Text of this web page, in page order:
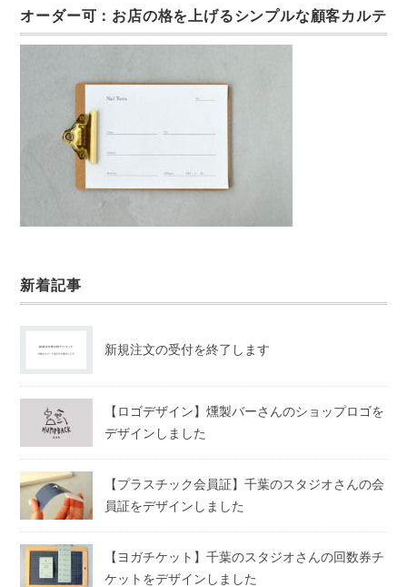
オーダー可：お店の格を上げるシンプルな顧客カルテ
新着記事
新規注文の受付を終了します
【ロゴデザイン】燻製バーさんのショップロゴを
デザインしました
【プラスチック会員証】千葉のスタジオさんの会
員証をデザインしました
【ヨガチケット】千葉のスタジオさんの回数券チ
ケットをデザインしました